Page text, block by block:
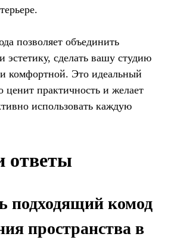
позволяет объединить
эстетику, сделать вашу студию
комфортной. Это идеальный
ценит практичность и желает
использовать каждую
ответы
подходящий комод
пространства в